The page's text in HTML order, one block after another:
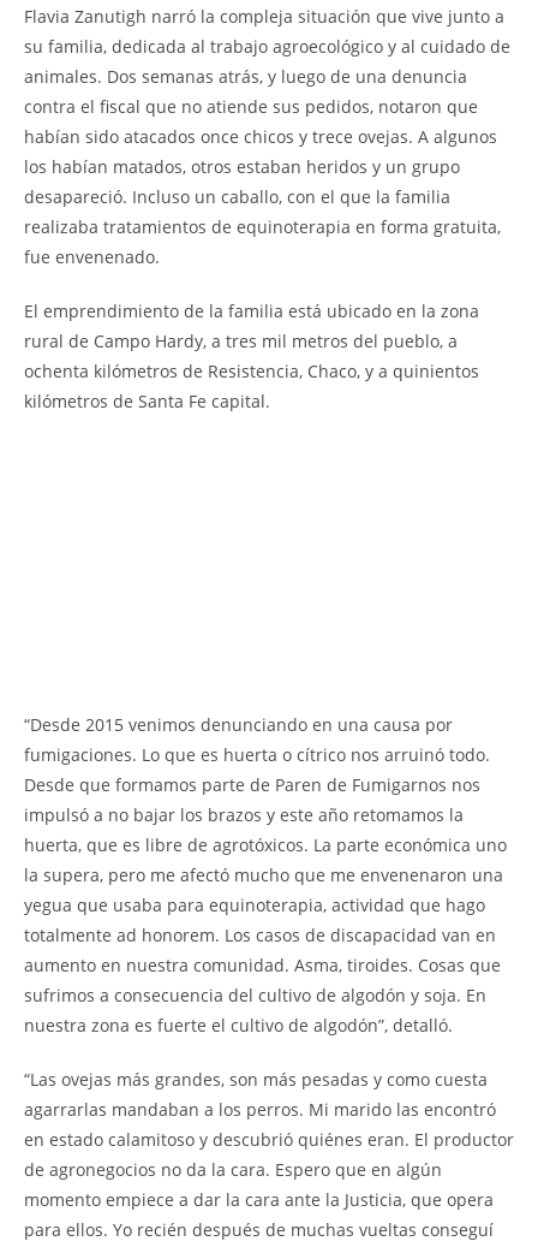
Flavia Zanutigh narró la compleja situación que vive junto a
su familia, dedicada al trabajo agroecológico y al cuidado de
animales. Dos semanas atrás, y luego de una denuncia
contra el fiscal que no atiende sus pedidos, notaron que
habían sido atacados once chicos y trece ovejas. A algunos
los habían matados, otros estaban heridos y un grupo
desapareció. Incluso un caballo, con el que la familia
realizaba tratamientos de equinoterapia en forma gratuita,
fue envenenado.
El emprendimiento de la familia está ubicado en la zona
rural de Campo Hardy, a tres mil metros del pueblo, a
ochenta kilómetros de Resistencia, Chaco, y a quinientos
kilómetros de Santa Fe capital.
“Desde 2015 venimos denunciando en una causa por
fumigaciones. Lo que es huerta o cítrico nos arruinó todo.
Desde que formamos parte de Paren de Fumigarnos nos
impulsó a no bajar los brazos y este año retomamos la
huerta, que es libre de agrotóxicos. La parte económica uno
la supera, pero me afectó mucho que me envenenaron una
yegua que usaba para equinoterapia, actividad que hago
totalmente ad honorem. Los casos de discapacidad van en
aumento en nuestra comunidad. Asma, tiroides. Cosas que
sufrimos a consecuencia del cultivo de algodón y soja. En
nuestra zona es fuerte el cultivo de algodón”, detalló.
“Las ovejas más grandes, son más pesadas y como cuesta
agarrarlas mandaban a los perros. Mi marido las encontró
en estado calamitoso y descubrió quiénes eran. El productor
de agronegocios no da la cara. Espero que en algún
momento empiece a dar la cara ante la Justicia, que opera
para ellos. Yo recién después de muchas vueltas conseguí